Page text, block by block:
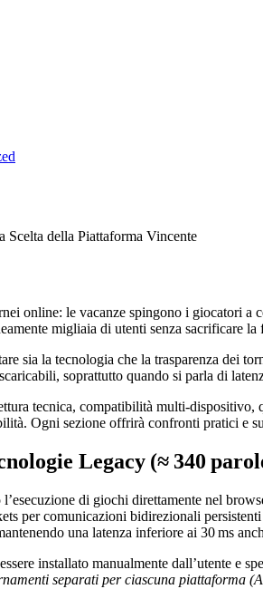
della Piattaforma Vincente
online: le vacanze spingono i giocatori
migliaia di utenti senza sacrificare
sia la tecnologia che la trasparenza dei
soprattutto quando si parla di
tecnica, compatibilità
Ogni sezione offrirà confronti pratici
Legacy (≈ 340
di giochi direttamente nel
per comunicazioni bidirezionali
una latenza inferiore ai 30 ms
installato manualmente dall’utente e
separati per ciascuna piattaforma